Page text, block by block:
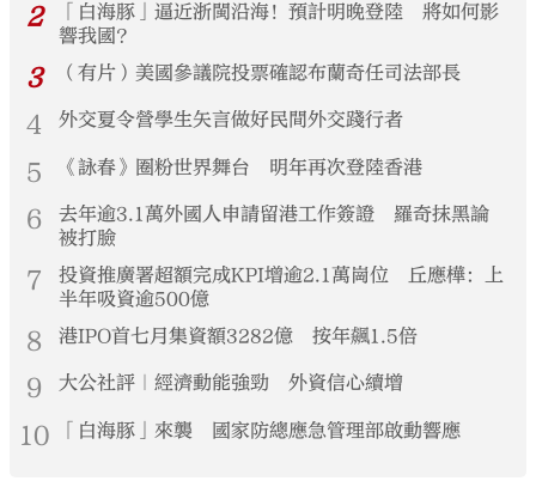
2
「白海豚」逼近浙閩沿海！預計明晚登陸 將如何影
響我國？
3 （有片）美國參議院投票確認布蘭奇任司法部長
4 外交夏令營學生矢言做好民間外交踐行者
5 《詠春》圈粉世界舞台 明年再次登陸香港
6
去年逾3.1萬外國人申請留港工作簽證 羅奇抹黑論
被打臉
7
投資推廣署超額完成KPI增逾2.1萬崗位 丘應樺：上
半年吸資逾500億
8 港IPO首七月集資額3282億 按年飆1.5倍
9 大公社評｜經濟動能強勁 外資信心續增
10 「白海豚」來襲 國家防總應急管理部啟動響應